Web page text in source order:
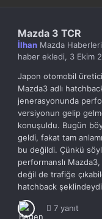
Mazda 3 TCR
İlhan Mazda Haberleri
haber ekledi, 3 Ekim
Japon otomobil
Mazda3 adlı
jenerasyonunda
versiyonun gelip
konuşuldu. Bugün
geldi, fakat tam
bu değildi. Çünkü
performanslı
değil de trafiğe
hatchback
7 yanıt